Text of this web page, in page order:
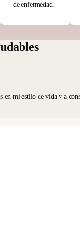
de enfermedad.
en mi estilo de vida y a